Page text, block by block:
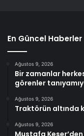
En Güncel Haberler
Ağustos 9, 2026
Bir zamanlar
görenler
Ağustos 9, 2026
Traktörün altında
Ağustos 9, 2026